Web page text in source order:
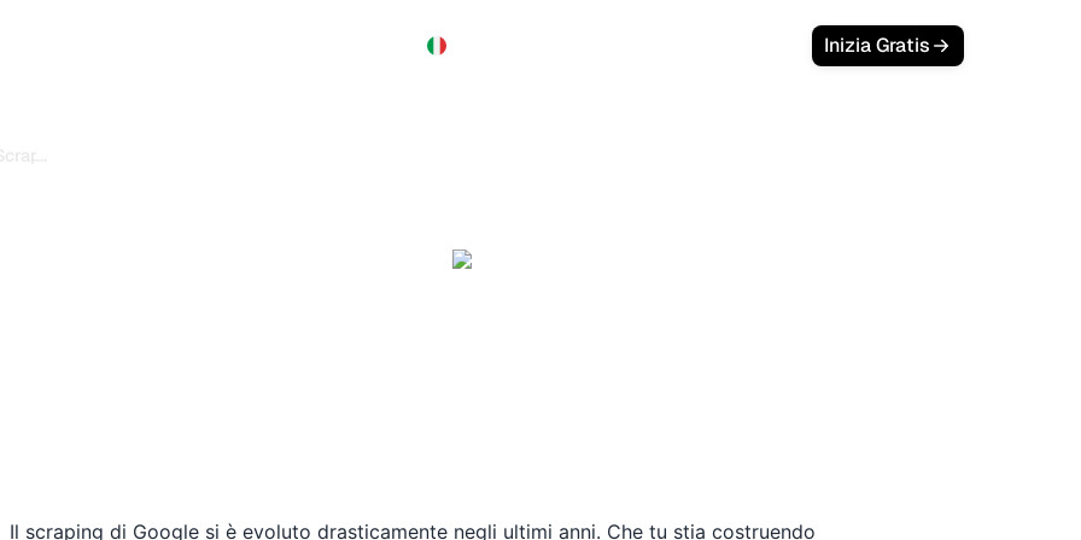
Inizia Gratis
Google 2026 Recensito
...
Il scraping di Google si è evoluto drasticamente negli ultimi anni. Che tu stia costruendo